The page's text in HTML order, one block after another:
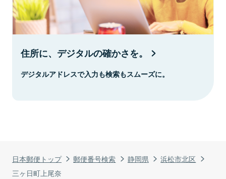
日本郵便トップ 郵便番号検索 静岡県
浜松市北区
三ヶ日町上尾奈
住所に、デジタルの確かさを。
デジタルアドレスで入力も検索もスムーズに。